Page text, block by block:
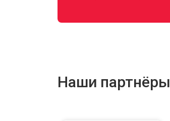
Наши партнёры